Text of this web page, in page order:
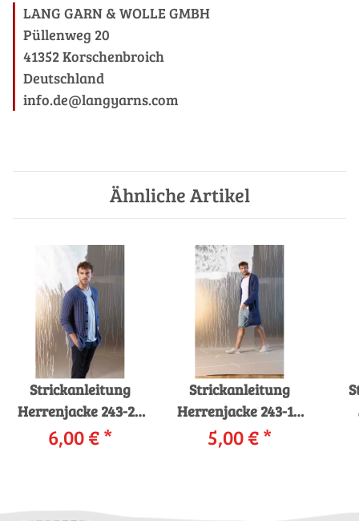
LANG GARN & WOLLE GMBH
Püllenweg 20
41352 Korschenbroich
Deutschland
info.de@langyarns.com
Ähnliche Artikel
Strickanleitung
Herrenjacke 243-20
LANGYARNS
NORMA als
6,00 €*
Strickanleitung
Herrenjacke 243-18
LANGYARNS GAIA
als download
5,00 €*